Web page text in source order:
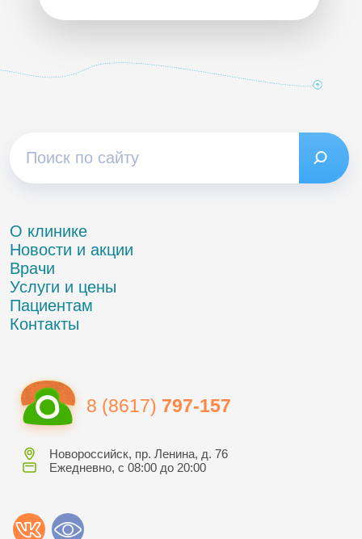
О клинике
Новости и акции
Врачи
Услуги и цены
Пациентам
Контакты
8 (8617) 797-157
Новороссийск, пр. Ленина, д. 76
Ежедневно, с 08:00 до 20:00